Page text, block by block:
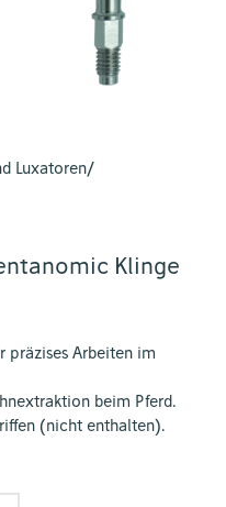
Luxatoren
Klinge
präzises Arbeiten im
beim Pferd.
(nicht enthalten).